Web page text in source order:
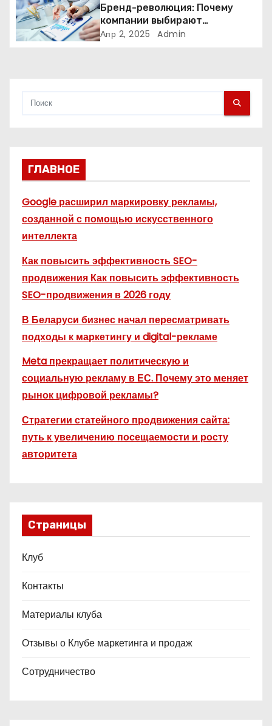
с
Бренд-революция: Почему
компании выбирают
адаптивные логотипы?
Апр 2, 2025 Admin
ГЛАВНОЕ
Google расширил маркировку рекламы,
созданной с помощью искусственного
интеллекта
Как повысить эффективность SEO-
продвижения Как повысить эффективность
SEO-продвижения в 2026 году
В Беларуси бизнес начал пересматривать
подходы к маркетингу и digital-рекламе
Meta прекращает политическую и
социальную рекламу в ЕС. Почему это меняет
рынок цифровой рекламы?
Стратегии статейного продвижения сайта:
путь к увеличению посещаемости и росту
авторитета
Страницы
Клуб
Контакты
Материалы клуба
Отзывы о Клубе маркетинга и продаж
Сотрудничество